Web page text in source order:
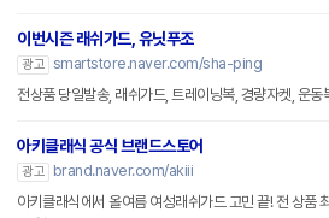
이번시즌 래쉬가드, 유닛푸조
광고 smartstore.naver.com/sha-ping
전상품 당일발송, 래쉬가드, 트레이닝복, 경량자켓, 운동
아키클래식 공식 브랜드스토어
광고
brand.naver.com/akiii
아키클래식에서 올여름 여성래쉬가드 고민 끝! 전 상품